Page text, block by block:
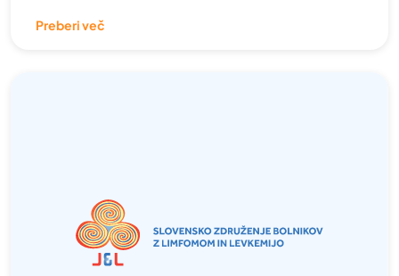
Vračanje na delo
Preberi več